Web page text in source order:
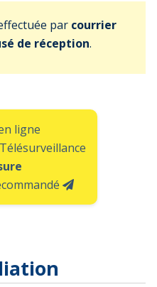
par courrier
de réception.
ligne